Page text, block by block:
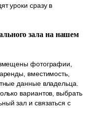
уроки сразу в
зала на нашем
фотографии,
вместимость,
данные владельца.
вариантов, выбрать
зал и связаться с